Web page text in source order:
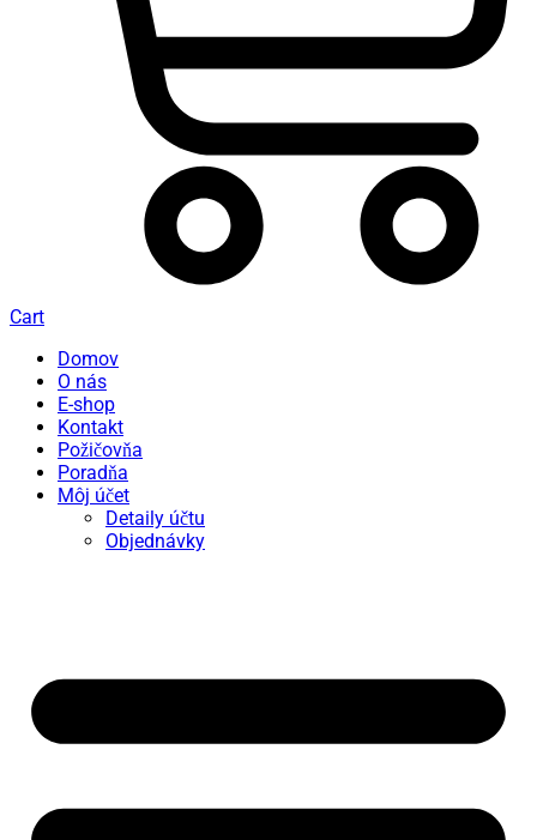
Cart
Domov
O nás
E-shop
Kontakt
Požičovňa
Poradňa
Môj účet
Detaily účtu
Objednávky